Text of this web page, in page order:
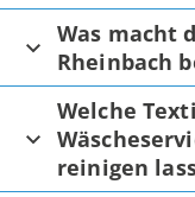
Was macht
Rheinbach
Welche
reinigen